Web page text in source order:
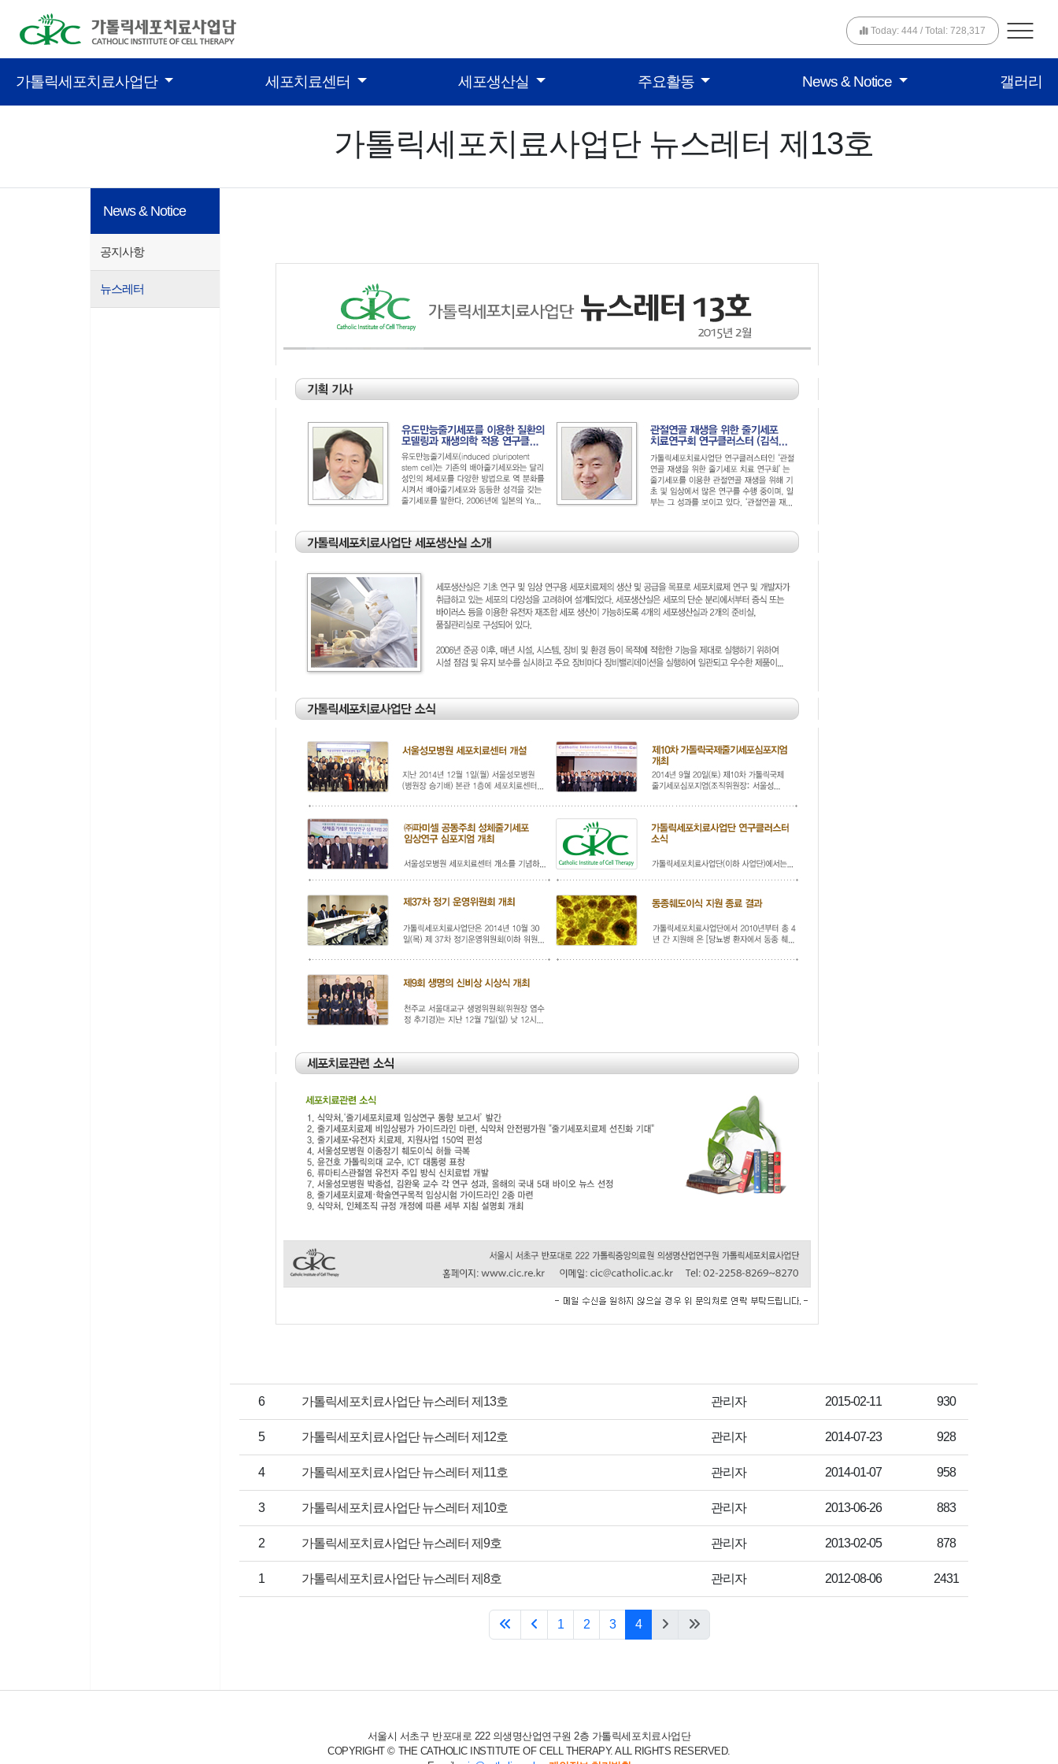
콘텐츠 바로가기
Today: 444 / Total: 728,317
가톨릭세포치료사업단 세포치료센터 세포생산실 주요활동 News & Notice 갤러리
가톨릭세포치료사업단 뉴스레터 제13호
News & Notice
공지사항
뉴스레터
게시물번호
6 제목
가톨릭세포치료사업단 뉴스레터 제13호 작성자
관리자 작성일
2015-02-11 조회수
930
게시물번호
5 제목
가톨릭세포치료사업단 뉴스레터 제12호 작성자
관리자 작성일
2014-07-23 조회수
928
게시물번호
4 제목
가톨릭세포치료사업단 뉴스레터 제11호 작성자
관리자 작성일
2014-01-07 조회수
958
게시물번호
3 제목
가톨릭세포치료사업단 뉴스레터 제10호 작성자
관리자 작성일
2013-06-26 조회수
883
게시물번호
2 제목
가톨릭세포치료사업단 뉴스레터 제9호 작성자
관리자 작성일
2013-02-05 조회수
878
게시물번호
1 제목
가톨릭세포치료사업단 뉴스레터 제8호 작성자
관리자 작성일
2012-08-06 조회수
2431
1 2 3 4
서울시 서초구 반포대로 222 의생명산업연구원 2층 가톨릭세포치료사업단
COPYRIGHT © THE CATHOLIC INSTITUTE OF CELL THERAPY. ALL RIGHTS RESERVED.